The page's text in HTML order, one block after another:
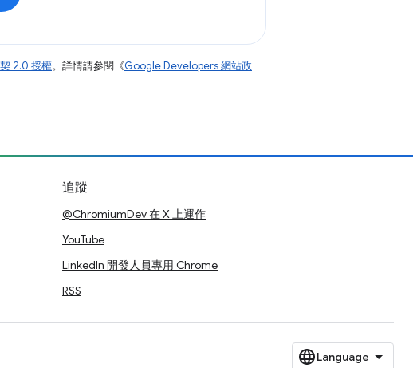
2.0 授權。詳情請參閱《Google Developers 網站政
追蹤
@ChromiumDev 在 X 上運作
YouTube
LinkedIn 開發人員專用 Chrome
RSS